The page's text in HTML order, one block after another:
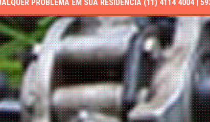
PROBLEMA EM SUA RESIDENCIA (11) 4114 4004 |